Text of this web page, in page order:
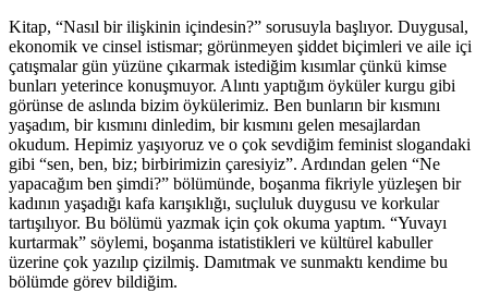
Kitap, “Nasıl bir ilişkinin içindesin?” sorusuyla başlıyor. Duygusal,
ekonomik ve cinsel istismar; görünmeyen şiddet biçimleri ve aile içi
çatışmalar gün yüzüne çıkarmak istediğim kısımlar çünkü kimse
bunları yeterince konuşmuyor. Alıntı yaptığım öyküler kurgu gibi
görünse de aslında bizim öykülerimiz. Ben bunların bir kısmını
yaşadım, bir kısmını dinledim, bir kısmını gelen mesajlardan
okudum. Hepimiz yaşıyoruz ve o çok sevdiğim feminist slogandaki
gibi “sen, ben, biz; birbirimizin çaresiyiz”. Ardından gelen “Ne
yapacağım ben şimdi?” bölümünde, boşanma fikriyle yüzleşen bir
kadının yaşadığı kafa karışıklığı, suçluluk duygusu ve korkular
tartışılıyor. Bu bölümü yazmak için çok okuma yaptım. “Yuvayı
kurtarmak” söylemi, boşanma istatistikleri ve kültürel kabuller
üzerine çok yazılıp çizilmiş. Damıtmak ve sunmaktı kendime bu
bölümde görev bildiğim.